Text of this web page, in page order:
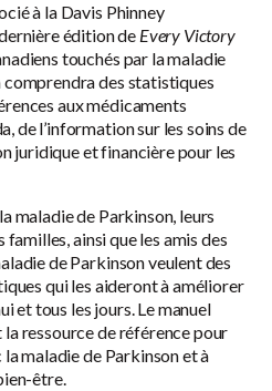
à la Davis Phinney
édition de Every Victory
touchés par la maladie
des statistiques
aux médicaments
de l’information sur les soins de
juridique et financière pour les
maladie de Parkinson, leurs
ainsi que les amis des
de Parkinson veulent des
qui les aideront à améliorer
et tous les jours. Le manuel
la ressource de référence pour
maladie de Parkinson et à
être.